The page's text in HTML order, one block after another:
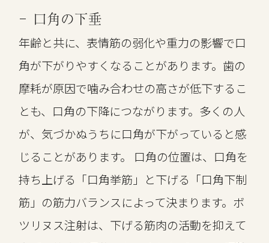
口角の下垂
年齢と共に、表情筋の弱化や重力の影響で口
角が下がりやすくなることがあります。歯の
摩耗が原因で噛み合わせの高さが低下するこ
とも、口角の下降につながります。多くの人
が、気づかぬうちに口角が下がっていると感
じることがあります。 口角の位置は、口角を
持ち上げる「口角挙筋」と下げる「口角下制
筋」の筋力バランスによって決まります。 ボ
ツリヌス注射は、下げる筋肉の活動を抑えて